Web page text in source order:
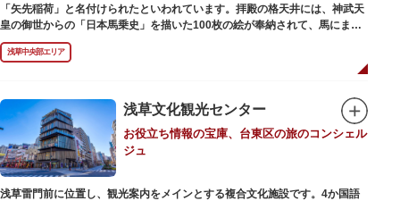
「矢先稲荷」と名付けられたといわれています。拝殿の格天井には、神武天
皇の御世からの「日本馬乗史」を描いた100枚の絵が奉納されて、馬にまつ
わる歴史が一目瞭然に理解できます。
浅草中央部エリア
浅草文化観光センター
お役立ち情報の宝庫、台東区の旅のコンシェル
ジュ
浅草雷門前に位置し、観光案内をメインとする複合文化施設です。4か国語